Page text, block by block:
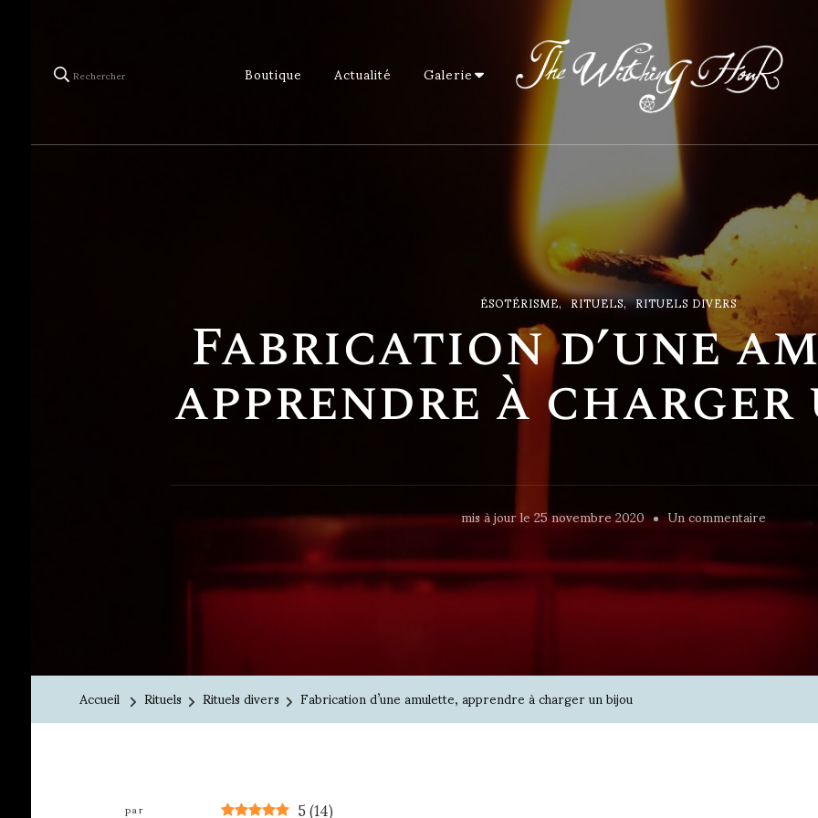
Rechercher Boutique Actualité Galerie
The Witching Hour
Art et artisanat ésotérique
ÉSOTÉRISME RITUELS RITUELS DIVERS
Fabrication d’une
apprendre à charger
mis à jour le25 novembre 2020 Un commentairesur
d’une
amulette,
charger
bijou
Accueil Rituels Rituels divers Fabrication d’une amulette, apprendre à charger un bijou
par 5(14)